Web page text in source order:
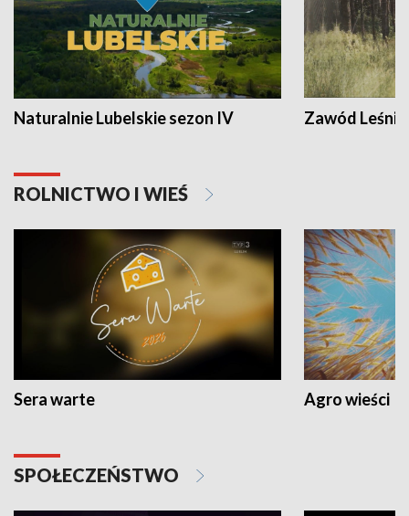
Naturalnie Lubelskie sezon IV Zawód Leśnik
ROLNICTWO I WIEŚ
Sera warte Agro wieści
SPOŁECZEŃSTWO